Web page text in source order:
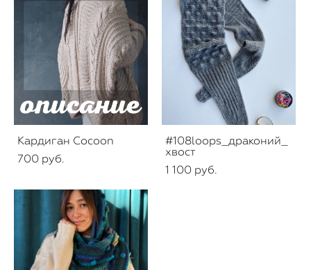
Кардиган Cocoon
700 pуб.
#108loops_драконий_
хвост
1 100 pуб.